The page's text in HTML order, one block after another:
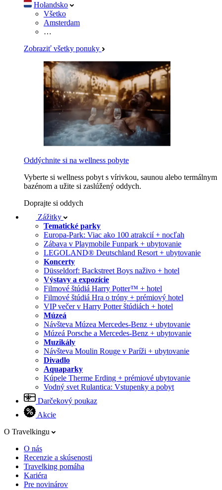
Holandsko
Všetko
Amsterdam
…
Zobraziť všetky ponuky
Oddýchnite si na wellness pobyte
Vyberte si wellness pobyt s vírivkou, saunou alebo termálnym
bazénom a užite si zaslúžený oddych.
Doprajte si oddych
Zážitky
Tematické parky
Europa-Park: Viac ako 100 atrakcií + nocľah
Zábava v Playmobile Funpark + ubytovanie
LEGOLAND® Deutschland Resort + ubytovanie
Koncerty
Düsseldorf: Backstreet Boys naživo + hotel
Výstavy a expozície
Filmové štúdiá Harry Potter™ + hotel
Filmové štúdiá Hra o tróny + prémiový hotel
VIP večer v Harry Potter štúdiách + hotel
Múzeá
Návšteva Múzea Mercedes-Benz + ubytovanie
Múzeá Porsche a Mercedes-Benz + ubytovanie
Muzikály
Návšteva Moulin Rouge v Paríži + ubytovanie
Divadlo
Aquaparky
Kúpele Therme Erding + prémiové ubytovanie
Vodný svet Rulantica: Vstupenky a pobyt
Darčekový poukaz
Akcie
O Travelkingu
O nás
Recenzie a skúsenosti
Travelking pomáha
Kariéra
Pre novinárov